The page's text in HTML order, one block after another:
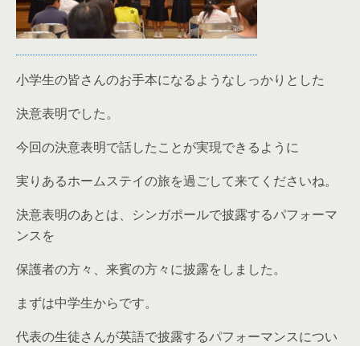
小学生の皆さんのお手本になるようなしっかりとした
決意表明でした。
今回の決意表明で話したことが実現できるように
実りあるホームステイの旅を過ごして来てくださいね。
決意表明のあとは、シンガポールで披露するパフォーマ
ンスを
保護者の方々、来賓の方々に披露をしました。
まずは中学生からです。
代表の生徒さんが英語で披露するパフォーマンスについ